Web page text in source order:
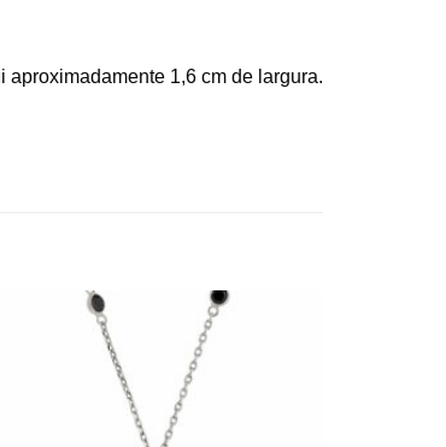
aproximadamente 1,6 cm de largura.